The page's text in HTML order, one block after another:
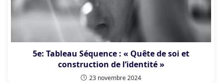
5e: Tableau Séquence : « Quête de soi et
construction de l’identité »
23 novembre 2024